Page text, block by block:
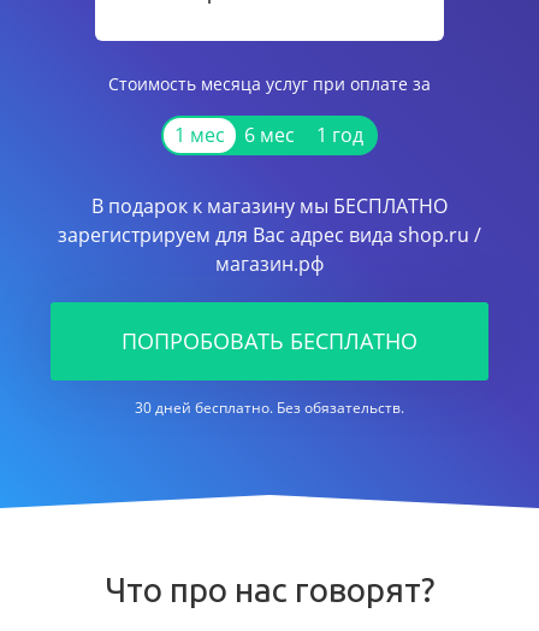
Стоимость месяца услуг при оплате за
1 мес 6 мес 1 год
В подарок к магазину мы БЕСПЛАТНО
зарегистрируем для Вас адрес вида shop.ru /
магазин.рф
ПОПРОБОВАТЬ БЕСПЛАТНО
30 дней бесплатно. Без обязательств.
Что про нас говорят?